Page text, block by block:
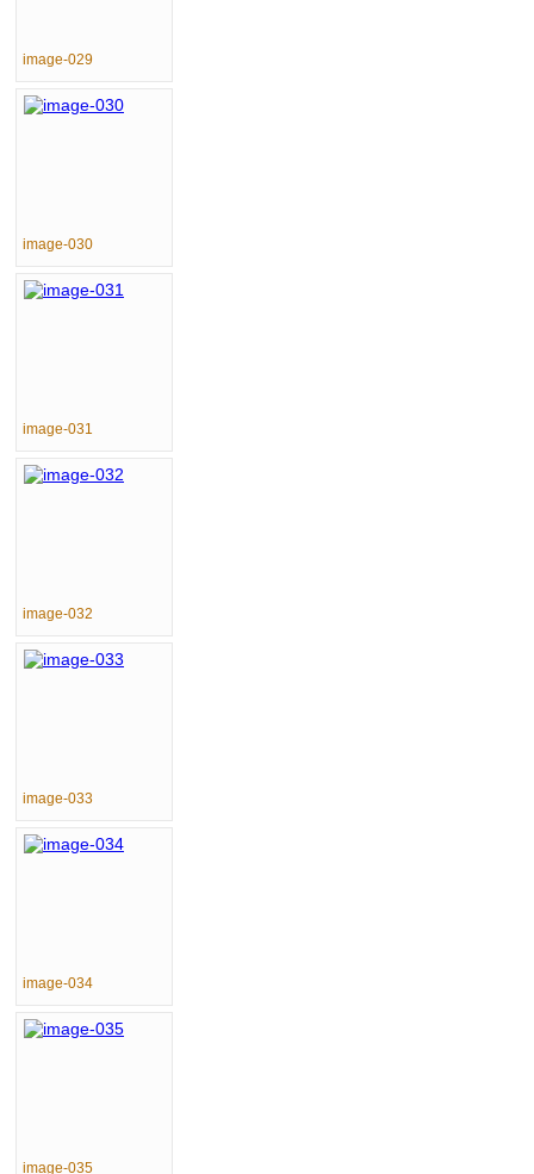
image-029
image-030
image-031
image-032
image-033
image-034
image-035